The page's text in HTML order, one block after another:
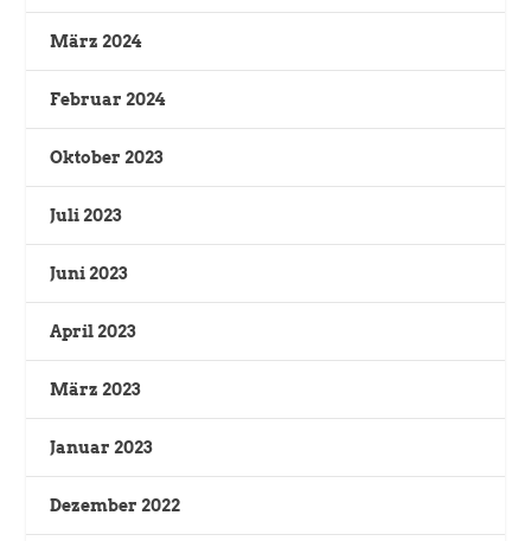
März 2024
Februar 2024
Oktober 2023
Juli 2023
Juni 2023
April 2023
März 2023
Januar 2023
Dezember 2022